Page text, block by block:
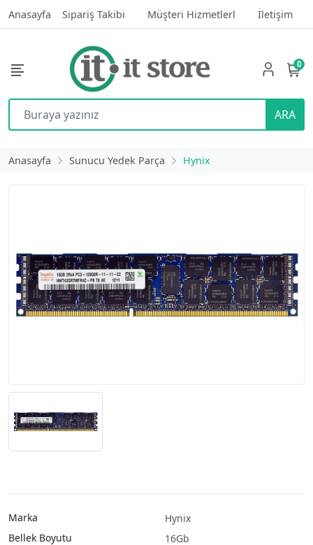
Anasayfa Sipariş Takibi Müşteri Hizmetlerl İletişim
ARA
0
Anasayfa Sunucu Yedek Parça Hynix
Marka
Hynix
Bellek Boyutu
16Gb